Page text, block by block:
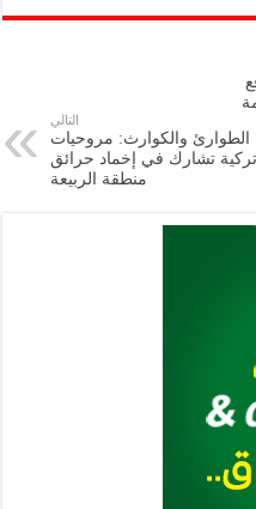
p
gr
ai
ar
التالي
الطوارئ والكوارث: مروحيات
تركية تشارك في إخماد حرائق
منطقة الربيعة